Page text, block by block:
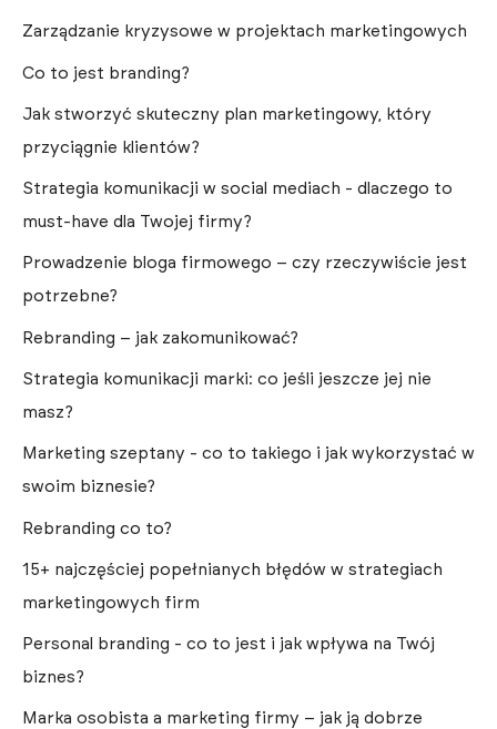
Zarządzanie kryzysowe w projektach marketingowych
Co to jest branding?
Jak stworzyć skuteczny plan marketingowy, który
przyciągnie klientów?
Strategia komunikacji w social mediach - dlaczego to
must-have dla Twojej firmy?
Prowadzenie bloga firmowego – czy rzeczywiście jest
potrzebne?
Rebranding – jak zakomunikować?
Strategia komunikacji marki: co jeśli jeszcze jej nie
masz?
Marketing szeptany - co to takiego i jak wykorzystać w
swoim biznesie?
Rebranding co to?
15+ najczęściej popełnianych błędów w strategiach
marketingowych firm
Personal branding - co to jest i jak wpływa na Twój
biznes?
Marka osobista a marketing firmy – jak ją dobrze